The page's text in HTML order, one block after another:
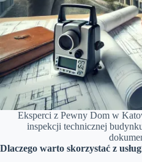
Eksperci z Pewny Dom w
inspekcji technicznej
Dlaczego warto skorzystać z